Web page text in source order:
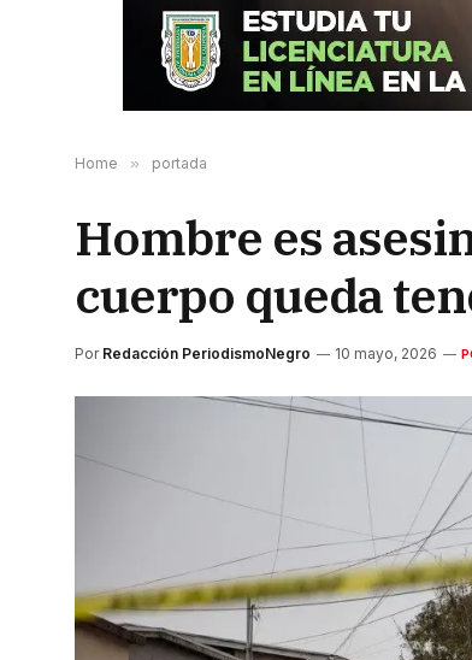
Home » portada
Hombre es
cuerpo queda
Por Redacción PeriodismoNegro 10 mayo, 2026